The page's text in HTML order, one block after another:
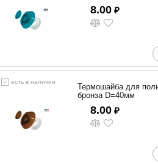
8.00 ₽
есть в наличии
Термошайба для
бронза D=40мм
8.00 ₽